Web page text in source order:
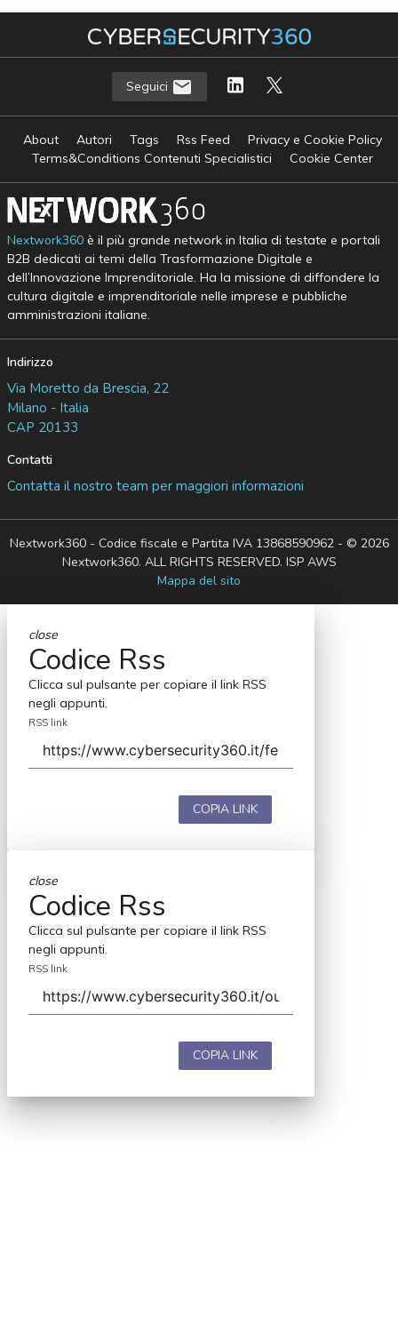
Seguici
About Autori Tags Rss Feed
Privacy e Cookie Policy
Terms&Conditions Contenuti Specialistici
Cookie Center
Nextwork360è il più grande network in Italia di testate e portali
B2B dedicati ai temi della Trasformazione Digitale e
dell’Innovazione Imprenditoriale. Ha la missione di diffondere la
cultura digitale e imprenditoriale nelle imprese e pubbliche
amministrazioni italiane.
Indirizzo
Via Moretto da Brescia, 22
Milano - Italia
CAP 20133
Contatti
Contatta il nostro team per maggiori informazioni
Nextwork360 - Codice fiscale e Partita IVA 13868590962 - © 2026
Nextwork360. ALL RIGHTS RESERVED. ISP AWS
Mappa del sito
close
Codice Rss
Clicca sul pulsante per copiare il link RSS
negli appunti.
RSS link
COPIA LINK
close
Codice Rss
Clicca sul pulsante per copiare il link RSS
negli appunti.
RSS link
COPIA LINK